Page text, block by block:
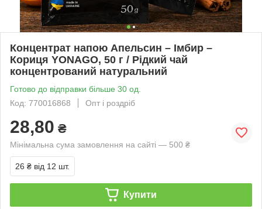
Концентрат напою Апельсин – Імбир –
Кориця YONAGO, 50 г / Рідкий чай
концентрований натуральний
Готово до відправки більше 30 од.
Код: 770016868
Опт і роздріб
28,80 ₴
Мінімальна сума замовлення на сайті — 500 ₴
26 ₴ від 12 шт.
Купити